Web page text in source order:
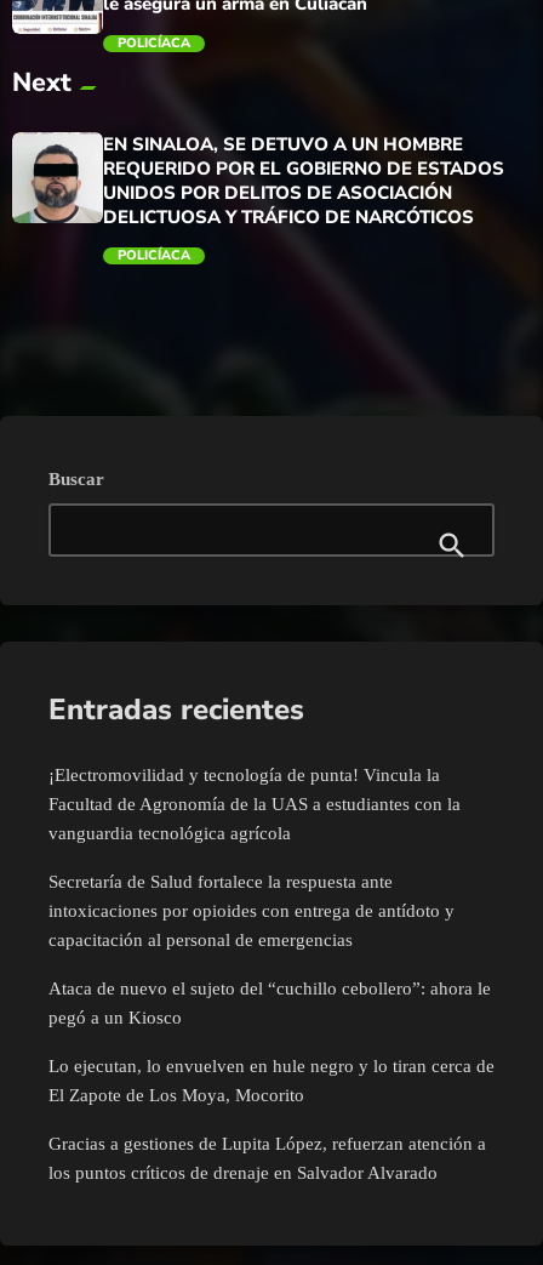
POLICÍACA
Next
EN SINALOA, SE DETUVO A UN HOMBRE
REQUERIDO POR EL GOBIERNO DE ESTADOS
UNIDOS POR DELITOS DE ASOCIACIÓN
DELICTUOSA Y TRÁFICO DE NARCÓTICOS
POLICÍACA
Buscar
Entradas recientes
¡Electromovilidad y tecnología de punta! Vincula la
Facultad de Agronomía de la UAS a estudiantes con la
vanguardia tecnológica agrícola
Secretaría de Salud fortalece la respuesta ante
intoxicaciones por opioides con entrega de antídoto y
capacitación al personal de emergencias
Ataca de nuevo el sujeto del “cuchillo cebollero”: ahora le
pegó a un Kiosco
Lo ejecutan, lo envuelven en hule negro y lo tiran cerca de
El Zapote de Los Moya, Mocorito
Gracias a gestiones de Lupita López, refuerzan atención a
los puntos críticos de drenaje en Salvador Alvarado